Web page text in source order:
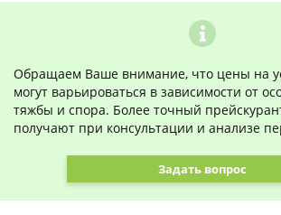
Обращаем Ваше внимание, что цены на
могут варьироваться в зависимости от
тяжбы и спора. Более точный
получают при консультации и анализе
Задать вопрос